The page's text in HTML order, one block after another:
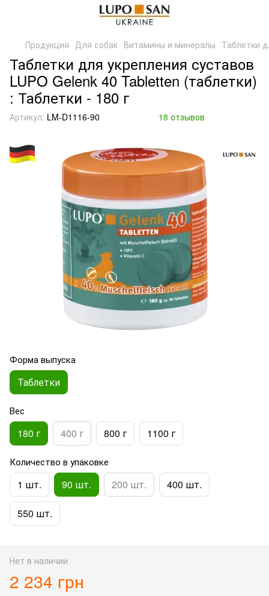
Продукция Для собак Витамины и минералы Таблетки
Таблетки для укрепления суставов
LUPO Gelenk 40 Tabletten (таблетки)
: Таблетки - 180 г
Артикул: LM-D1116-90 18 отзывов
Форма выпуска
Таблетки
Вес
180 г 400 г 800 г 1100 г
Количество в упаковке
1 шт. 90 шт. 200 шт. 400 шт.
550 шт.
Нет в наличии
2 234 грн